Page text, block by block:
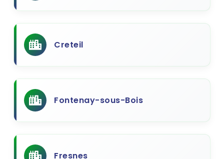
Creteil
Fontenay-sous-Bois
Fresnes